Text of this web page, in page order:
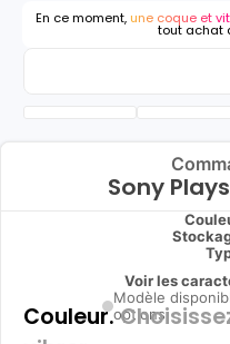
En ce moment, une coque et
tout achat
Sony
Voir les
Modèle
options
Couleur.